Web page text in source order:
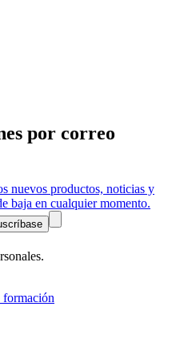
por correo
nuevos productos, noticias y
baja en cualquier momento.
formación